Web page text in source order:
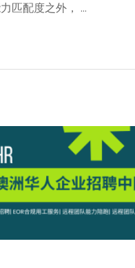
匹配度之外， …